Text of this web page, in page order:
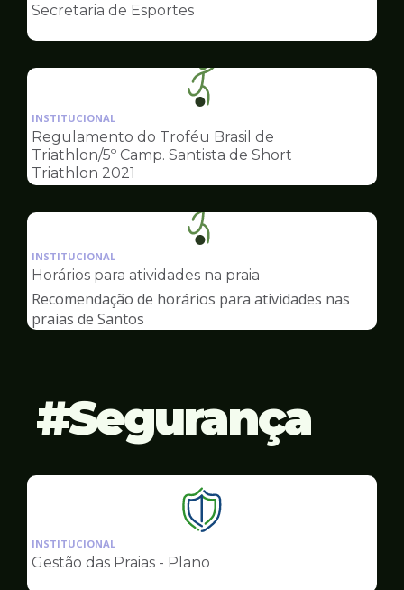
Esportes
Secretaria de Esportes
Ilustração
da
pagina
de
INSTITUCIONAL
Regulamento do Troféu Brasil de
Triathlon/5º Camp. Santista de Short
Triathlon 2021
Ilustração
da
pagina
Esportes
INSTITUCIONAL
Horários para atividades na praia
Recomendação de horários para atividades nas
praias de Santos
Segurança
Ilustração
da
pagina
INSTITUCIONAL
Gestão das Praias - Plano